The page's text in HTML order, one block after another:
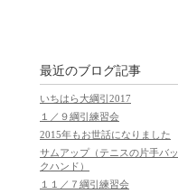
最近のブログ記事
いちはら大綱引2017
１／９綱引練習会
2015年もお世話になりました
サムアップ（テニスの片手バッ
クハンド）
１１／７綱引練習会